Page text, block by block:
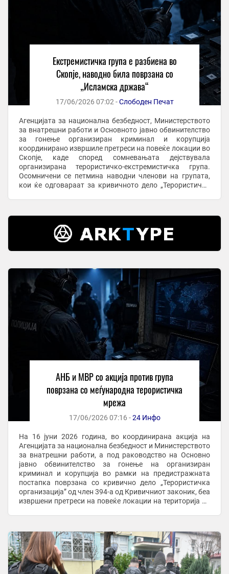
Екстремистичка група е разбиена во
Скопје, наводно била поврзана со
„Исламска држава“
17/06/2026 07:02 -Слободен Печат
Агенцијата за национална безбедност, Министерството
за внатрешни работи и Основното јавно обвинителство
за гонење организиран криминал и корупција
координирано извршиле претреси на повеќе локации во
Скопје, каде според сомневањата дејствувала
организирана терористичко-екстремистичка група.
Осомничени се петмина наводни членови на групата,
кои ќе одговараат за кривичното дело „Терористичка
АНБ и МВР со акција против група
поврзана со меѓународна терористичка
мрежа
17/06/2026 07:16 -24 Инфо
На 16 јуни 2026 година, во координирана акција на
Агенцијата за национална безбедност и Министерството
за внатрешни работи, а под раководство на Основно
јавно обвинителство за гонење на организиран
криминал и корупција во рамки на предистражната
постапка поврзана со кривично дело „Терористичка
организација” од член 394-а од Кривичниот законик, беа
извршени претреси на повеќе локации на територија на